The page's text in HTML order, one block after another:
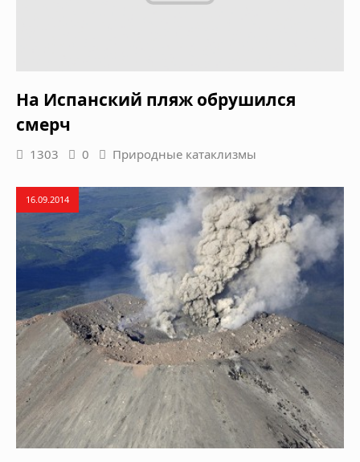
На Испанский пляж обрушился
смерч
1303 0 Природные катаклизмы
16.09.2014